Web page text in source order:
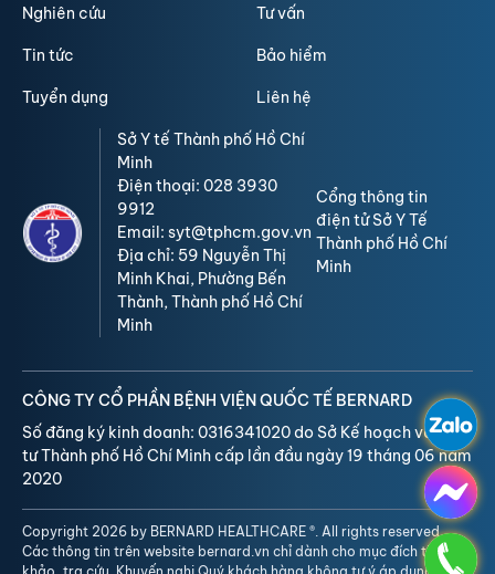
Nghiên cứu Tư vấn
Tin tức Bảo hiểm
Tuyển dụng Liên hệ
Sở Y tế Thành phố Hồ Chí
Minh
Điện thoại: 028 3930
9912
Email: syt@tphcm.gov.vn
Địa chỉ: 59 Nguyễn Thị
Minh Khai, Phường Bến
Thành, Thành phố Hồ Chí
Minh
Cổng thông tin
điện tử Sở Y Tế
Thành phố Hồ Chí
Minh
CÔNG TY CỔ PHẦN BỆNH VIỆN QUỐC TẾ BERNARD
Số đăng ký kinh doanh: 0316341020 do Sở Kế hoạch và Đầu
tư Thành phố Hồ Chí Minh cấp lần đầu ngày 19 tháng 06 năm
2020
Copyright 2026 by BERNARD HEALTHCARE ®. All rights reserved.
Các thông tin trên website bernard.vn chỉ dành cho mục đích tham